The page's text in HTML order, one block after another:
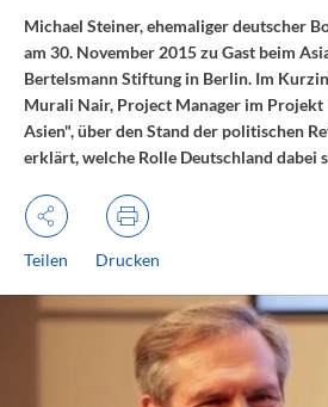
Michael Steiner, ehemaliger deutscher
am 30. November 2015 zu Gast beim
Bertelsmann Stiftung in Berlin. Im
Murali Nair, Project Manager im Projekt
Asien", über den Stand der politischen
erklärt, welche Rolle Deutschland dabei
Teilen Drucken